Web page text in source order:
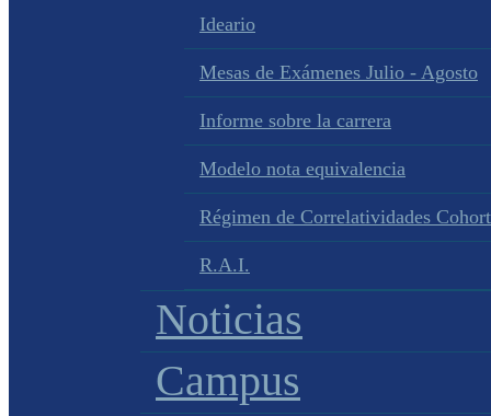
Ideario
Mesas de Exámenes Julio - Agosto
Informe sobre la carrera
Modelo nota equivalencia
Régimen de Correlatividades
R.A.I.
Noticias
Campus